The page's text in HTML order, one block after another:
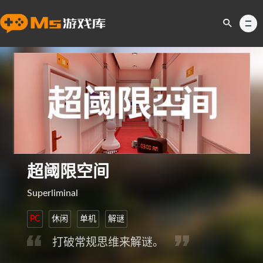
超阈限空间
Superliminal
PC 休闲 单机 解谜
打破常规思维来解谜。